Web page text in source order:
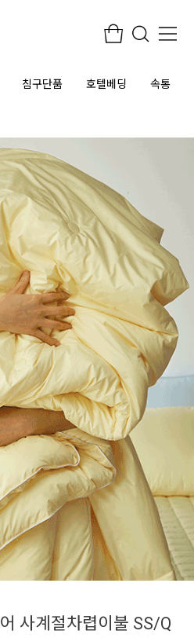
침구단품 호텔베딩 속통
사계절차렵이불 SS/Q